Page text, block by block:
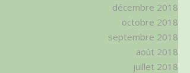
décembre 2018
octobre 2018
septembre 2018
août 2018
juillet 2018